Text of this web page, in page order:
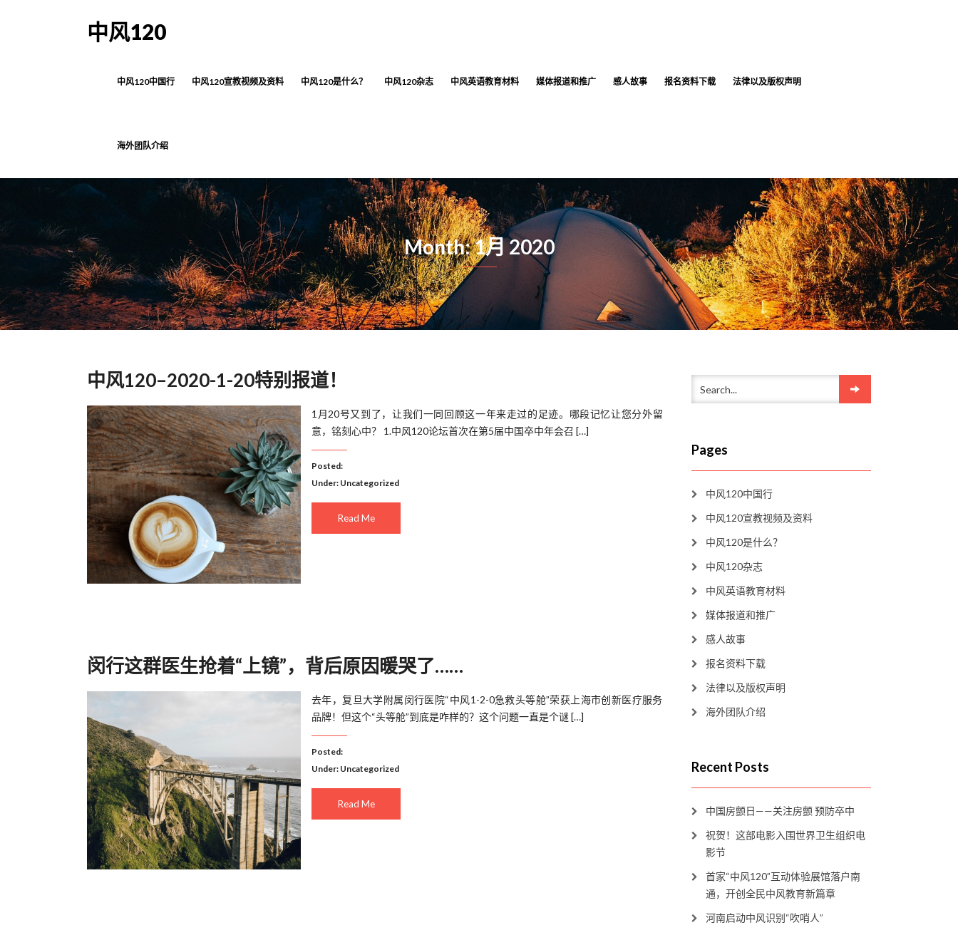
中风120
中风120中国行 中风120宣教视频及资料 中风120是什么？ 中风120杂志 中风英语教育材料 媒体报道和推广 感人故事 报名资料下载 法律以及版权声明
海外团队介绍
Month: 1月 2020
中风120–2020-1-20特别报道！
1月20号又到了，让我们一同回顾这一年来走过的足迹。哪段记忆让您分外留
意，铭刻心中？ 1.中风120论坛首次在第5届中国卒中年会召 […]
Posted:
Under: Uncategorized
Read Me
闵行这群医生抢着“上镜”，背后原因暖哭了……
去年，复旦大学附属闵行医院“中风1-2-0急救头等舱”荣获上海市创新医疗服务
品牌！但这个“头等舱”到底是咋样的？这个问题一直是个谜 […]
Posted:
Under: Uncategorized
Read Me
Pages
中风120中国行
中风120宣教视频及资料
中风120是什么？
中风120杂志
中风英语教育材料
媒体报道和推广
感人故事
报名资料下载
法律以及版权声明
海外团队介绍
Recent Posts
中国房颤日——关注房颤 预防卒中
祝贺！这部电影入围世界卫生组织电
影节
首家“中风120”互动体验展馆落户南
通，开创全民中风教育新篇章
河南启动中风识别“吹哨人”